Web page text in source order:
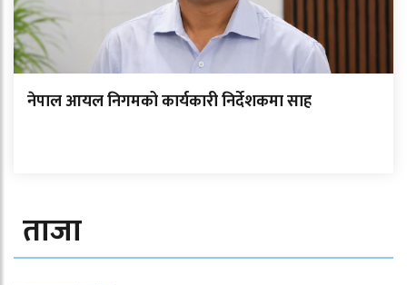
नेपाल आयल निगमको कार्यकारी निर्देशकमा साह
ताजा